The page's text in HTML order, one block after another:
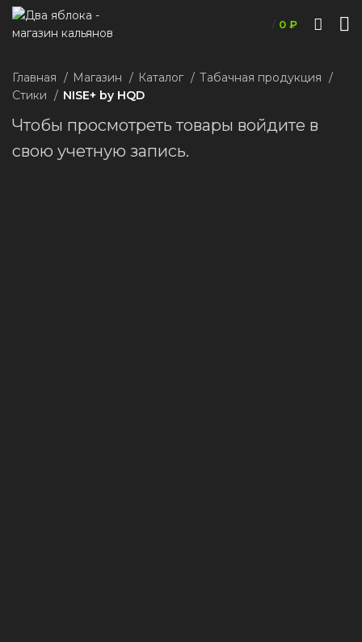
0 ₽
Главная Магазин Каталог
Табачная продукция
Стики
NISE+ by HQD
Чтобы просмотреть товары войдите в
свою учетную запись.